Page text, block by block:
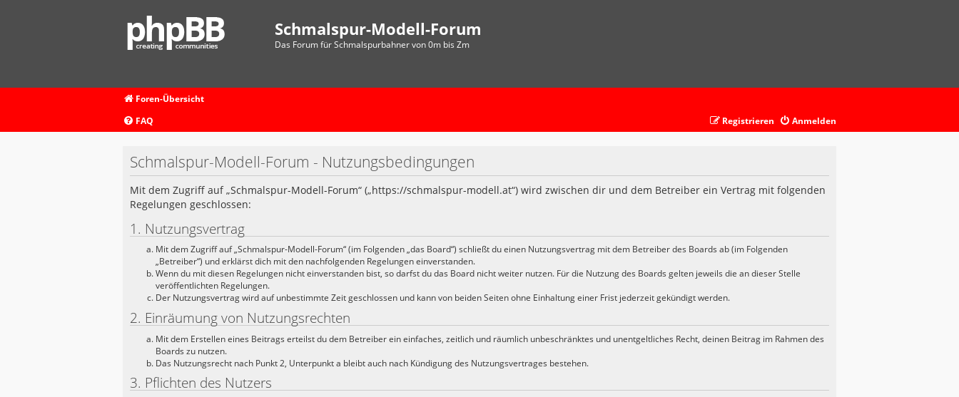
Schmalspur-Modell-Forum
Das Forum für Schmalspurbahner von 0m bis Zm
Foren-Übersicht
FAQ
Anmelden
Registrieren
Schmalspur-Modell-Forum - Nutzungsbedingungen
Mit dem Zugriff auf „Schmalspur-Modell-Forum“ („https://schmalspur-modell.at“) wird zwischen dir und dem Betreiber ein Vertrag mit folgenden
Regelungen geschlossen:
1. Nutzungsvertrag
Mit dem Zugriff auf „Schmalspur-Modell-Forum“ (im Folgenden „das Board“) schließt du einen Nutzungsvertrag mit dem Betreiber des Boards ab (im Folgenden
„Betreiber“) und erklärst dich mit den nachfolgenden Regelungen einverstanden.
Wenn du mit diesen Regelungen nicht einverstanden bist, so darfst du das Board nicht weiter nutzen. Für die Nutzung des Boards gelten jeweils die an dieser Stelle
veröffentlichten Regelungen.
Der Nutzungsvertrag wird auf unbestimmte Zeit geschlossen und kann von beiden Seiten ohne Einhaltung einer Frist jederzeit gekündigt werden.
2. Einräumung von Nutzungsrechten
Mit dem Erstellen eines Beitrags erteilst du dem Betreiber ein einfaches, zeitlich und räumlich unbeschränktes und unentgeltliches Recht, deinen Beitrag im Rahmen des
Boards zu nutzen.
Das Nutzungsrecht nach Punkt 2, Unterpunkt a bleibt auch nach Kündigung des Nutzungsvertrages bestehen.
3. Pflichten des Nutzers